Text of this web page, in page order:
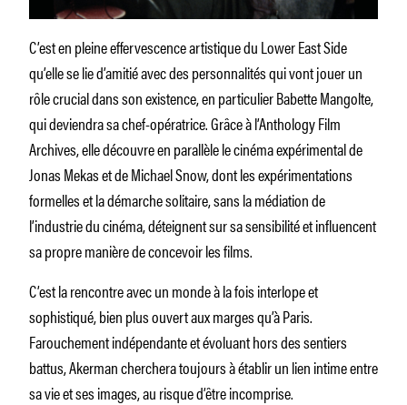
C’est en pleine effervescence artistique du Lower East Side
qu’elle se lie d’amitié avec des personnalités qui vont jouer un
rôle crucial dans son existence, en particulier Babette Mangolte,
qui deviendra sa chef-opératrice. Grâce à l’Anthology Film
Archives, elle découvre en parallèle le cinéma expérimental de
Jonas Mekas et de Michael Snow, dont les expérimentations
formelles et la démarche solitaire, sans la médiation de
l’industrie du cinéma, déteignent sur sa sensibilité et influencent
sa propre manière de concevoir les films.
C’est la rencontre avec un monde à la fois interlope et
sophistiqué, bien plus ouvert aux marges qu’à Paris.
Farouchement indépendante et évoluant hors des sentiers
battus, Akerman cherchera toujours à établir un lien intime entre
sa vie et ses images, au risque d’être incomprise.